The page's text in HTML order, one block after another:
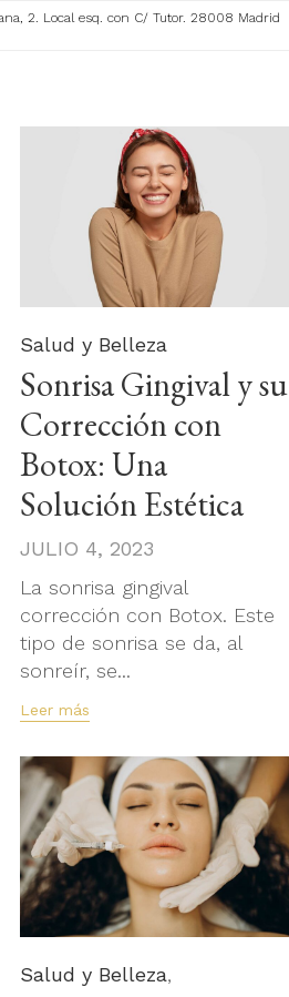
2. Local esq. con C/ Tutor. 28008 Madrid
Category
Salud y Belleza
Sonrisa Gingival y su
Corrección con
Botox: Una
Solución Estética
JULIO 4, 2023
La sonrisa gingival
corrección con Botox. Este
tipo de sonrisa se da, al
sonreír, se...
Leer más
Category
Salud y Belleza,